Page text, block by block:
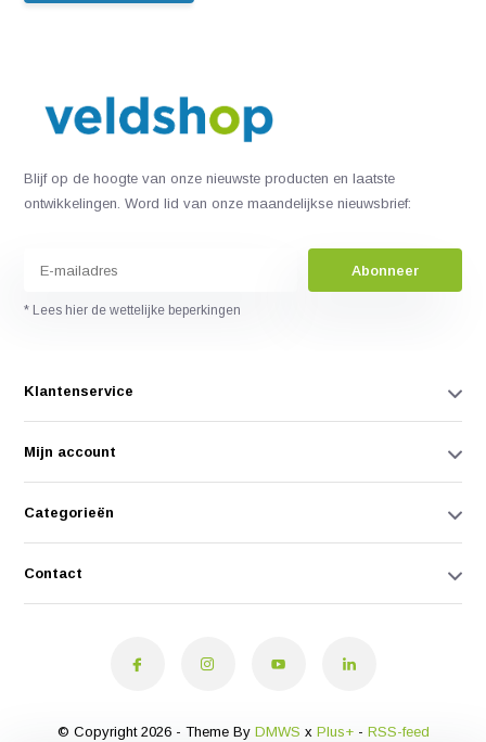
Blijf op de hoogte van onze nieuwste producten en laatste
ontwikkelingen. Word lid van onze maandelijkse nieuwsbrief:
Abonneer
* Lees hier de wettelijke beperkingen
Klantenservice
Mijn account
Categorieën
Contact
© Copyright 2026 - Theme By DMWS x Plus+- RSS-feed